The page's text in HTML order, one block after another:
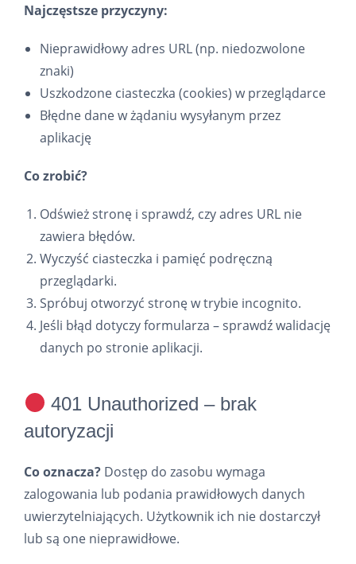
Najczęstsze przyczyny:
Nieprawidłowy adres URL (np. niedozwolone
znaki)
Uszkodzone ciasteczka (cookies) w przeglądarce
Błędne dane w żądaniu wysyłanym przez
aplikację
Co zrobić?
Odśwież stronę i sprawdź, czy adres URL nie
zawiera błędów.
Wyczyść ciasteczka i pamięć podręczną
przeglądarki.
Spróbuj otworzyć stronę w trybie incognito.
Jeśli błąd dotyczy formularza – sprawdź walidację
danych po stronie aplikacji.
401 Unauthorized – brak
autoryzacji
Co oznacza? Dostęp do zasobu wymaga
zalogowania lub podania prawidłowych danych
uwierzytelniających. Użytkownik ich nie dostarczył
lub są one nieprawidłowe.